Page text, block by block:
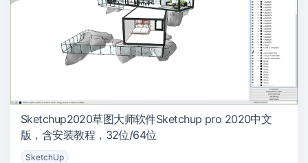
Sketchup2020草图大师软件Sketchup pro 2020中文
版，含安装教程，32位/64位
SketchUp